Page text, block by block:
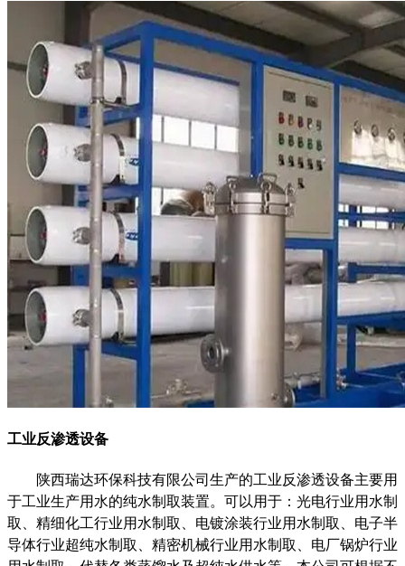
工业反渗透设备
陕西瑞达环保科技有限公司生产的工业反渗透设备主要用
于工业生产用水的纯水制取装置。可以用于：光电行业用水制
取、精细化工行业用水制取、电镀涂装行业用水制取、电子半
导体行业超纯水制取、精密机械行业用水制取、电厂锅炉行业